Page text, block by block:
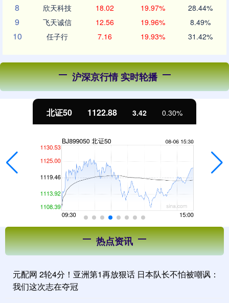
8 欣天科技 18.02 19.97% 28.44%
9 飞天诚信 12.56 19.96% 8.49%
10 任子行 7.16 19.93% 31.42%
沪深京行情 实时轮播
北证50 1122.88 3.42 0.30%
热点资讯
元配网 2轮4分！亚洲第1再放狠话 日本队长不怕被嘲讽：
我们这次志在夺冠